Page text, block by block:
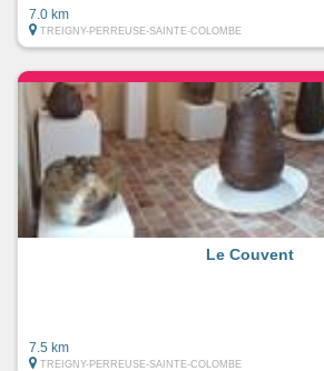
7.0 km
TREIGNY-PERREUSE-SAINTE-COLOMBE
Le Couvent
7.5 km
TREIGNY-PERREUSE-SAINTE-COLOMBE